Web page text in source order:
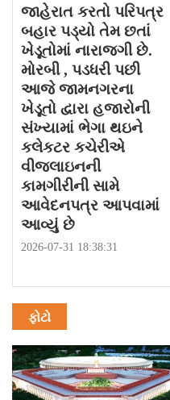
જાહેરાત કરતો પરિપત્ર
બહાર પડ્યો તેમ છતાં
ખેડૂતોમાં નારાજગી છે.
મોરબી , પડધરી પછી
આજે જામનગરના
ખેડૂતો દ્વારા હજારોની
સંખ્યામાં ભેગા થઇને
કલેકટર કચેરીએ
વીજલાઇનની
કામગીરીની સામે
આવેદનપત્ર આપવામાં
આવ્યું છે
2026-07-31 18:38:31
ફોટો